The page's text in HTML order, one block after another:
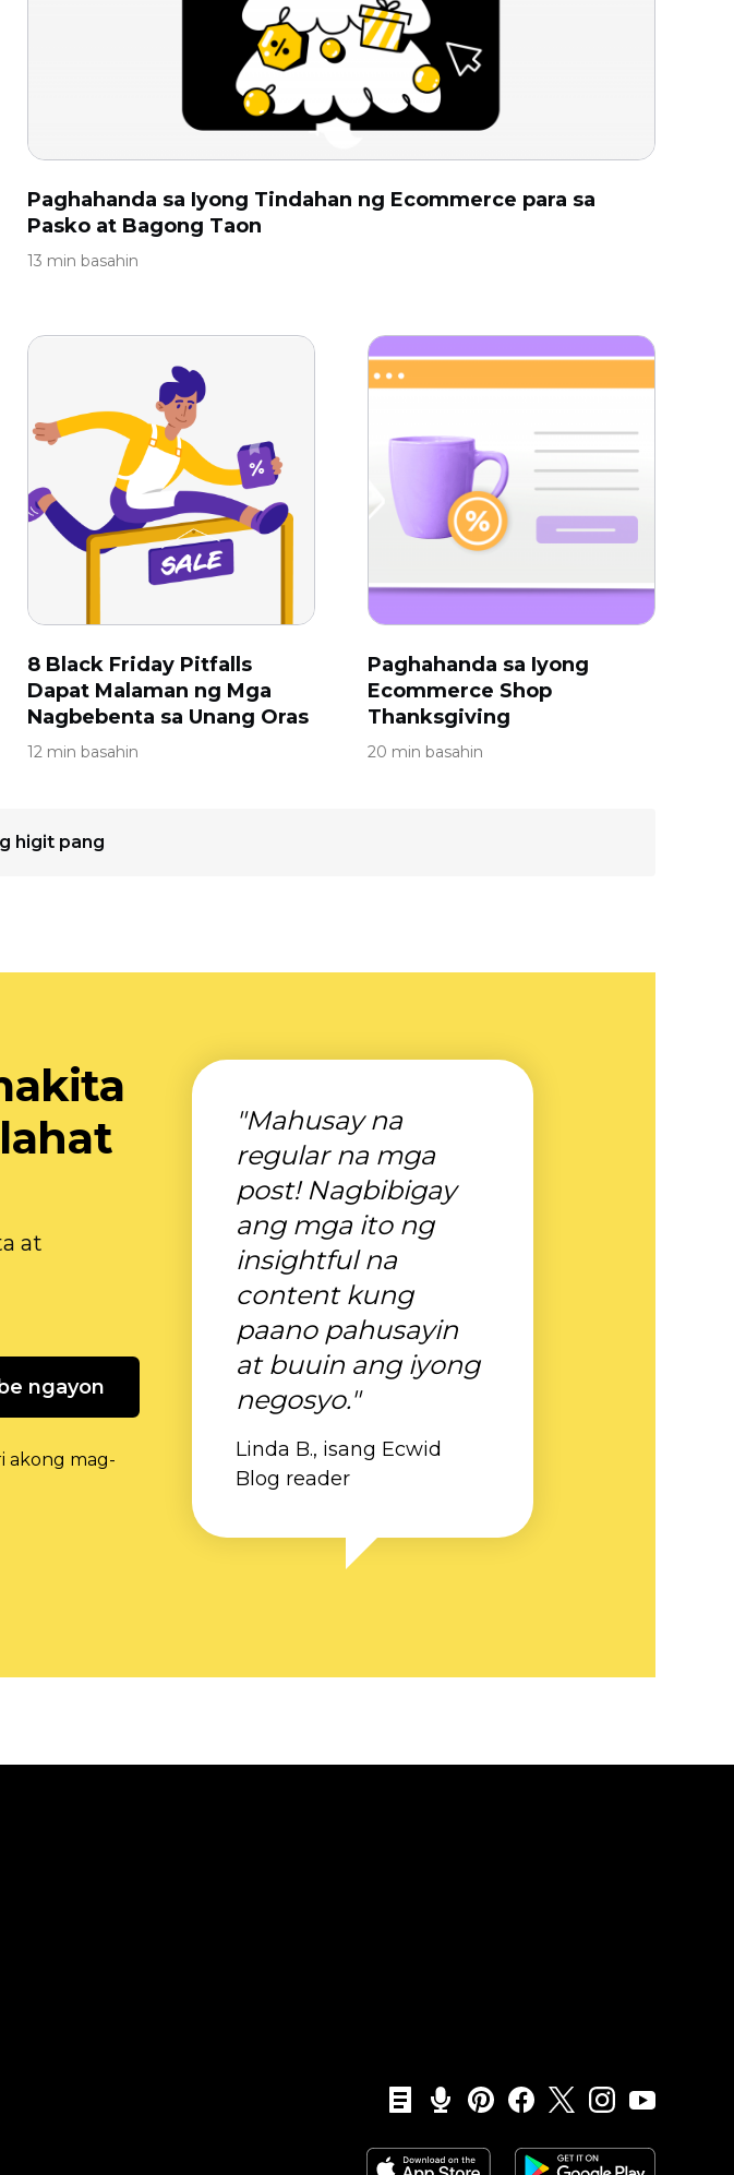
Paghahanda sa Iyong Tindahan ng Ecommerce para sa
Pasko at Bagong Taon
13 min basahin
8 Black Friday Pitfalls
Dapat Malaman ng Mga
Nagbebenta sa Unang Oras
12 min basahin
Paghahanda sa Iyong
Ecommerce Shop
Thanksgiving
20 min basahin
higit pang
at
ngayon
akong mag-
"Mahusay na
regular na mga
post! Nagbibigay
ang mga ito ng
insightful na
content kung
paano pahusayin
at buuin ang iyong
negosyo."
Linda B., isang Ecwid
Blog reader